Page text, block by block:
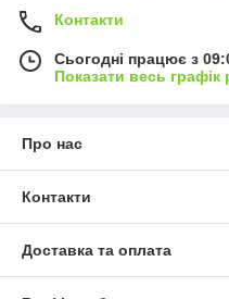
Контакти
Сьогодні працює з
Показати весь графік
Про нас
Контакти
Доставка та оплата